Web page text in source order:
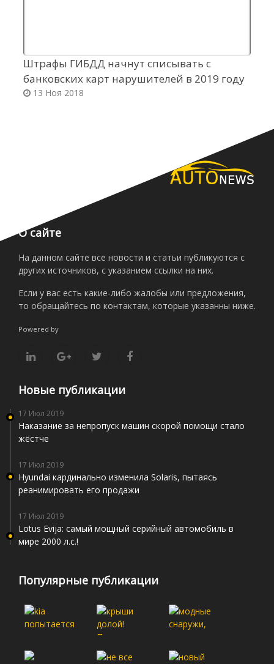
Штрафы ГИБДД начнут списывать с
банковских карт нарушителей в 2019 году
13 Ноя 2018
О сайте
На данном сайте все новости и статьи публикуются с
других источников, с указанием ссылки на них.
Если у вас есть какие-либо жалобы или предложения,
то обращайтесь по контактам, которые указанны ниже.
Powered by
Новые публикации
17 Июл 2019
Наказание за непропуск машин скорой помощи стало
жёстче
17 Июл 2019
Hyundai кардинально изменила Solaris, пытаясь
реанимировать его продажи
17 Июл 2019
Lotus Evija: самый мощный серийный автомобиль в
мире 2000 л.с.!
Популярные публикации